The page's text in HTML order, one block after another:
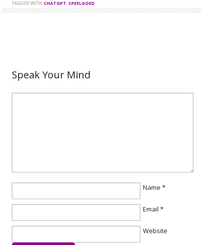
TAGGED WITH:CHATGPT, SPEELGOED
Speak Your Mind
Name *
Email *
Website